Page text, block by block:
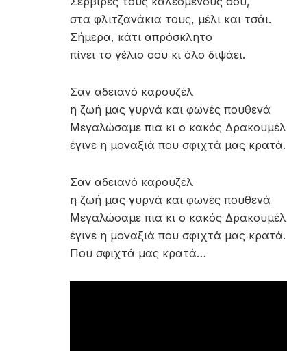
στα φλιτζανάκια τους, μέλι και τσάι.
Σήμερα, κάτι απρόσκλητο
πίνει το γέλιο σου κι όλο διψάει.
Σαν αδειανό καρουζέλ
η ζωή μας γυρνά και φωνές πουθενά
Μεγαλώσαμε πια κι ο κακός Δρακουμέλ
έγινε η μοναξιά που σφιχτά μας κρατά.
Σαν αδειανό καρουζέλ
η ζωή μας γυρνά και φωνές πουθενά
Μεγαλώσαμε πια κι ο κακός Δρακουμέλ
έγινε η μοναξιά που σφιχτά μας κρατά.
Που σφιχτά μας κρατά…